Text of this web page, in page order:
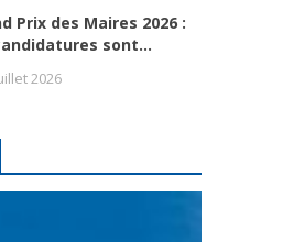
Prix des Maires 2026 :
sont...
2026